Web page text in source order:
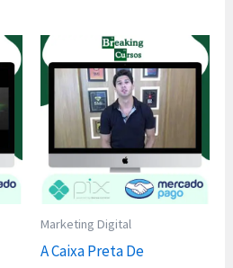
Marketing Digital
A Caixa Preta De